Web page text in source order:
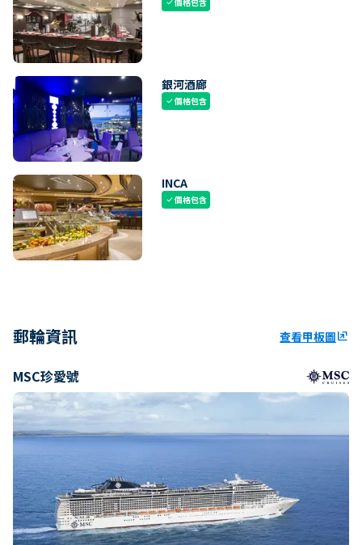
check
銀河酒廊
check價格包含
INCA
check價格包含
郵輪資訊 查看甲板圖ungroup
MSC珍愛號